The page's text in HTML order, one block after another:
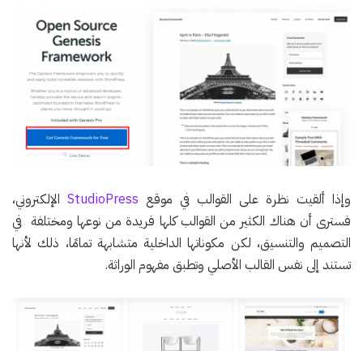
وإذا ألقيت نظرة على القوالب في موقع StudioPress الإلكتروني،
فسترى أن هناك الكثير من القوالب كلها فريدة من نوعها ومختلفة في
التصميم والتنسيق، لكن مكوناتها الداخلية متشابهة تمامًا، ذلك لأنها
تستند إلى نفس القالب الأصلي وتطبق مفهوم الوراثة.